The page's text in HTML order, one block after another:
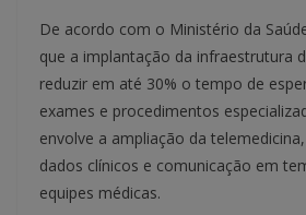
De acordo com o Ministério da
que a implantação da infraestrutura
reduzir em até 30% o tempo de
exames e procedimentos
envolve a ampliação da
dados clínicos e comunicação em
equipes médicas.